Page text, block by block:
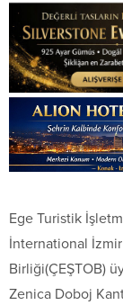
Ege Turistik
İnternational
Birliği(ÇEŞTOB)
Zenica Doboj